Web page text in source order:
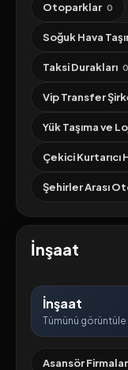
Otoparklar 0
Soğuk Hava
Taksi Durakları 0
Vip Transfer
Yük Taşıma ve
Çekici
Şehirler Arası
İnşaat
İnşaat
Tümünü görüntüle
Asansör